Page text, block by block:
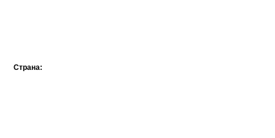
Страна: